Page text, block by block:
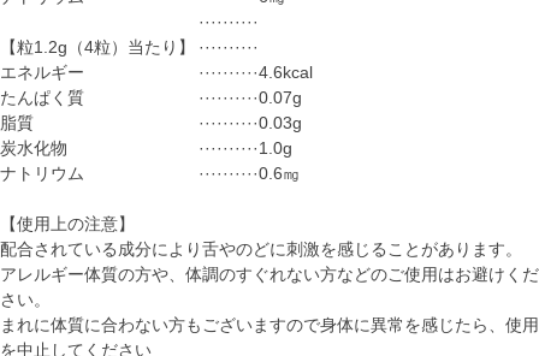
··········
【粒1.2g（4粒）当たり】
··········
エネルギー
··········4.6kcal
たんぱく質
··········0.07g
脂質
··········0.03g
炭水化物
··········1.0g
ナトリウム
··········0.6㎎
【使用上の注意】
配合されている成分により舌やのどに刺激を感じることがあります。
アレルギー体質の方や、体調のすぐれない方などのご使用はお避けくだ
さい。
まれに体質に合わない方もございますので身体に異常を感じたら、使用
を中止してください